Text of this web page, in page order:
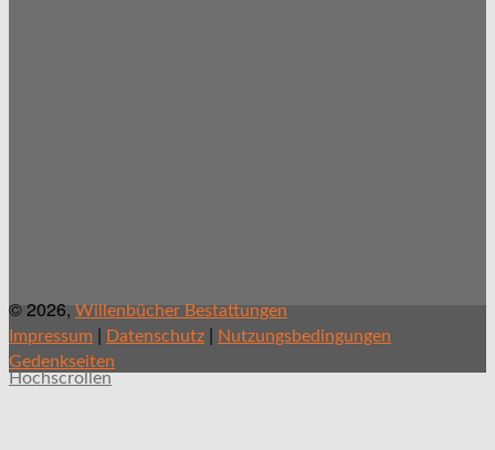
© 2026, Willenbücher Bestattungen
Impressum | Datenschutz | Nutzungsbedingungen
Gedenkseiten
Hochscrollen